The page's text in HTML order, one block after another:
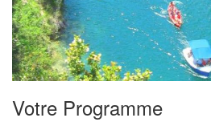
Votre Programme